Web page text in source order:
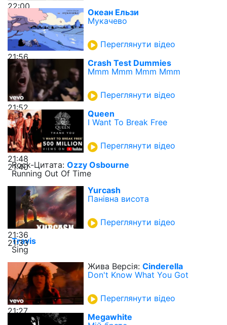
22:00
21:56
Океан Ельзи
Мукачево
Переглянути відео
21:52
Crash Test Dummies
Mmm Mmm Mmm Mmm
Переглянути відео
21:48
Queen
I Want To Break Free
Переглянути відео
21:40
Rock-Цитата: Ozzy Osbourne
Running Out Of Time
21:36
Yurcash
Панівна висота
Переглянути відео
21:33
Travis
Sing
21:27
Жива Версія: Cinderella
Don't Know What You Got
Переглянути відео
Megawhite